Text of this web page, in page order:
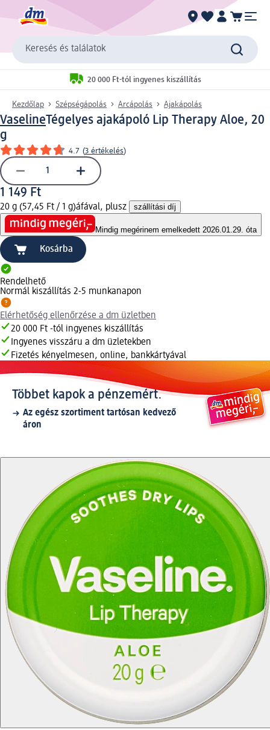
Keresés és találatok
20 000 Ft-tól ingyenes kiszállítás
Kezdőlap Szépségápolás Arcápolás Ajakápolás
VaselineTégelyes ajakápoló Lip Therapy Aloe, 20
g
4.7 (3 értékelés)
1 149 Ft
20 g (57,45 Ft / 1 g)áfával, plusz szállítási díj
Mindig megérinem emelkedett 2026.01.29. óta
Kosárba
Rendelhető
Normál kiszállítás 2-5 munkanapon
Elérhetőség ellenőrzése a dm üzletben
20 000 Ft -tól ingyenes kiszállítás
Ingyenes visszáru a dm üzletekben
Fizetés kényelmesen, online, bankkártyával
Többet kapok a pénzemért.
Az egész szortiment tartósan kedvező
áron